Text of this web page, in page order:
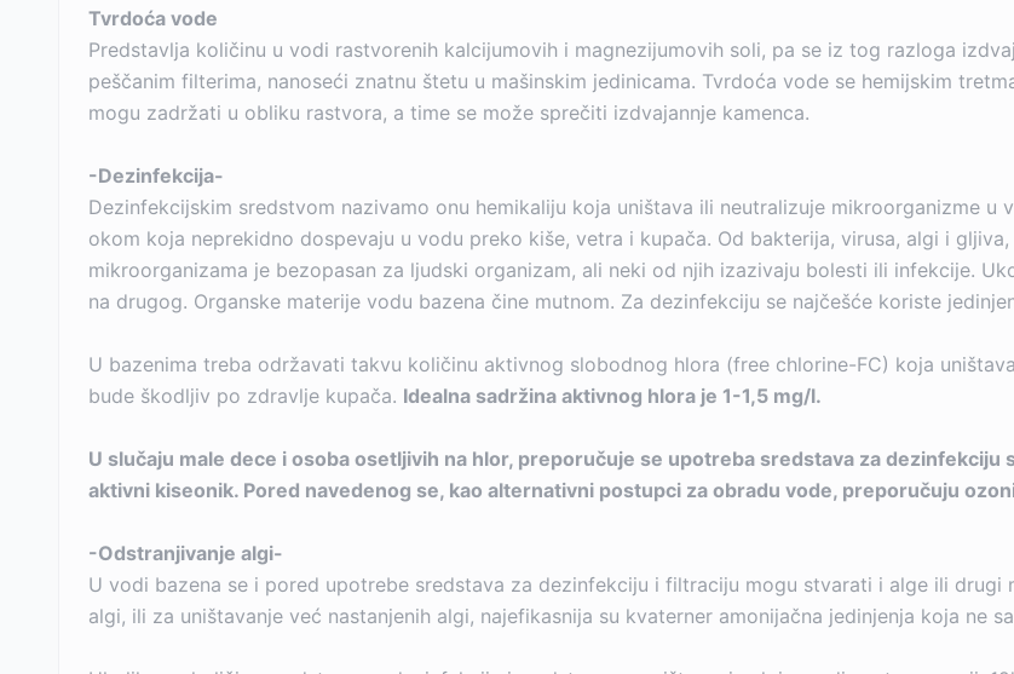
Tvrdoća vode
Predstavlja količinu u vodi rastvorenih kalcijumovih i magnezijumovih soli, pa se iz tog razloga
peščanim filterima, nanoseći znatnu štetu u mašinskim jedinicama. Tvrdoća vode se hemijskim
mogu zadržati u obliku rastvora, a time se može sprečiti izdvajannje kamenca.
-Dezinfekcija-
Dezinfekcijskim sredstvom nazivamo onu hemikaliju koja uništava ili neutralizuje mikroorganizme
okom koja neprekidno dospevaju u vodu preko kiše, vetra i kupača. Od bakterija, virusa, algi i
mikroorganizama je bezopasan za ljudski organizam, ali neki od njih izazivaju bolesti ili infekcije.
na drugog. Organske materije vodu bazena čine mutnom. Za dezinfekciju se najčešće koriste
U bazenima treba održavati takvu količinu aktivnog slobodnog hlora (free chlorine-FC) koja
bude škodljiv po zdravlje kupača. Idealna sadržina aktivnog hlora je 1-1,5 mg/l.
U slučaju male dece i osoba osetljivih na hlor, preporučuje se upotreba sredstava za
aktivni kiseonik. Pored navedenog se, kao alternativni postupci za obradu vode, preporučuju
-Odstranjivanje algi-
U vodi bazena se i pored upotrebe sredstava za dezinfekciju i filtraciju mogu stvarati i alge ili drugi
algi, ili za uništavanje već nastanjenih algi, najefikasnija su kvaterner amonijačna jedinjenja koja ne